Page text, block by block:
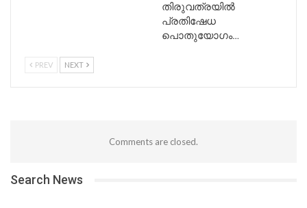
തിരുവത്രയിൽ
പ്രതിഷേധ
പൊതുയോഗം…
PREV NEXT
Comments are closed.
Search News